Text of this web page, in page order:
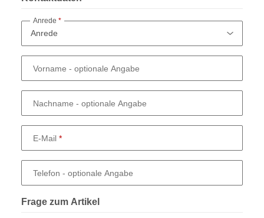
Anrede
Vorname - optionale Angabe
Nachname - optionale Angabe
E-Mail
Telefon - optionale Angabe
Frage zum Artikel